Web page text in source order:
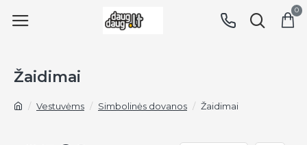
0
Vestuvėms Simbolinės dovanos Žaidimai
Žaidimai